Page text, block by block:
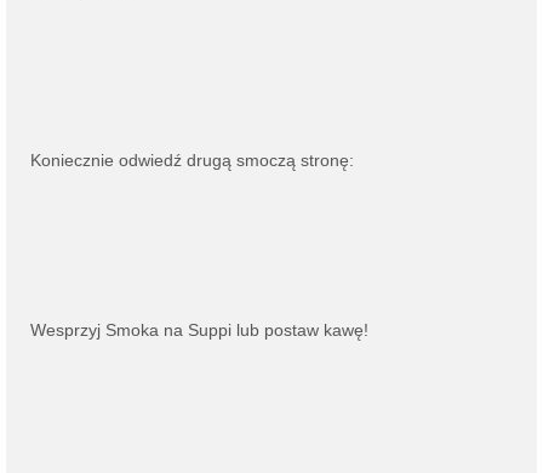
Koniecznie odwiedź drugą smoczą stronę:
Wesprzyj Smoka na Suppi lub postaw kawę!